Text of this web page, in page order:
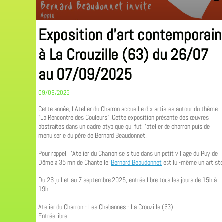
Exposition d'art contemporain
à La Crouzille (63) du 26/07
au 07/09/2025
09/06/2025
Cette année, l'Atelier du Charron accueille dix artistes autour du thème
"La Rencontre des Couleurs". Cette exposition présente des œuvres
abstraites dans un cadre atypique qui fut l'atelier de charron puis de
menuiserie du père de Bernard Beaudonnet.
Pour rappel, l'Atelier du Charron se situe dans un petit village du Puy de
Dôme à 35 mn de Chantelle; Bernard Beaudonnetest lui-même un
Du 26 juillet au 7 septembre 2025, entrée libre tous les jours de 15h à
19h
Atelier du Charron - Les Chabannes - La Crouzille (63)
Entrée libre